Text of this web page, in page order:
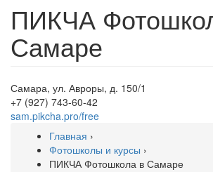
ПИКЧА
Самаре
Самара, ул. Авроры, д. 150/1
+7 (927) 743-60-42
sam.pikcha.pro/free
Главная ›
Фотошколы и курсы ›
ПИКЧА Фотошкола в Самаре